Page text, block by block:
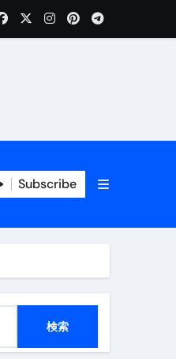
Subscribe